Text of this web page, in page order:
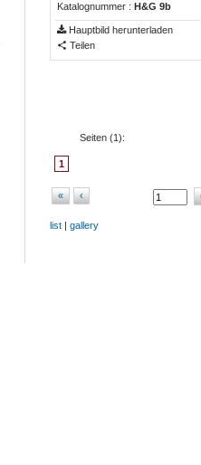
Katalognummer : H&G 9b
Hauptbild herunterladen
Teilen
Seiten (1):
1
« ‹
list | gallery